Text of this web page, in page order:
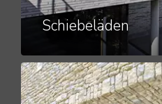
Schiebeläden